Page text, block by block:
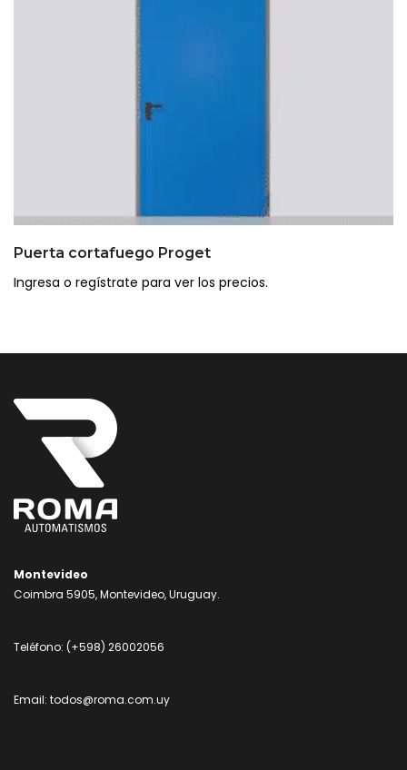
Puerta cortafuego Proget
Ingresa o regístrate para ver los precios.
Montevideo
Coimbra 5905, Montevideo, Uruguay.
Teléfono: (+598) 26002056
Email: todos@roma.com.uy